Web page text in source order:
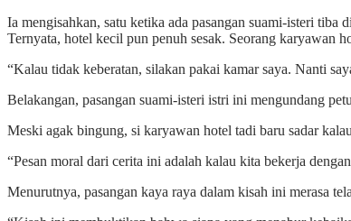
Ia mengisahkan, satu ketika ada pasangan suami-isteri
Ternyata, hotel kecil pun penuh sesak. Seorang karyawan
“Kalau tidak keberatan, silakan pakai kamar saya. Nanti
Belakangan, pasangan suami-isteri istri ini mengundang
Meski agak bingung, si karyawan hotel tadi baru sadar
“Pesan moral dari cerita ini adalah kalau kita bekerja
Menurutnya, pasangan kaya raya dalam kisah ini merasa